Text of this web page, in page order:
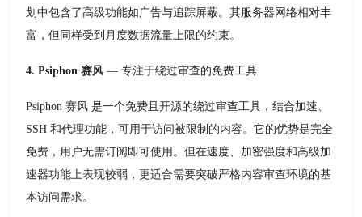
划中包含了高级功能如广告与追踪屏蔽。其服务器网络相对丰
富，但同样受到月度数据流量上限的约束。
4. Psiphon 赛风 — 专注于绕过审查的免费工具
Psiphon 赛风 是一个免费且开源的绕过审查工具，结合加速、
SSH 和代理功能，可用于访问被限制的内容。它的优势是完全
免费，用户无需订阅即可使用。但在速度、加密强度和高级加
速器功能上表现较弱，更适合需要突破严格内容审查环境的基
本访问需求。